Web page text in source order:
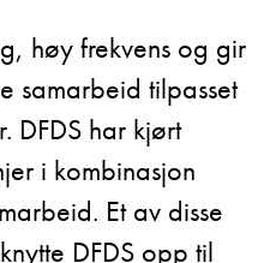
høy frekvens og gir
samarbeid tilpasset
DFDS har kjørt
i kombinasjon
Et av disse
DFDS opp til